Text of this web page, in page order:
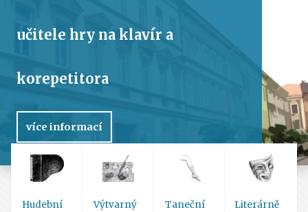
učitele hry na klavír a
korepetitora
více informací
Hudební
Výtvarný
Taneční
Literárně